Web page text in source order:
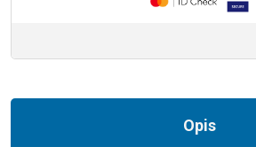
Opis